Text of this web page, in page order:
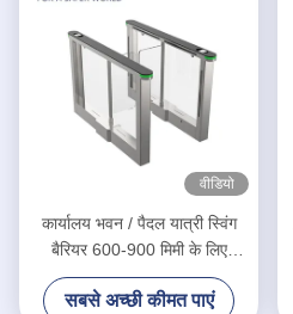
वीडियो
कार्यालय भवन / पैदल यात्री स्विंग
बैरियर 600-900 मिमी के लिए
ब्रशलेस मोटर स्विंग बैरियर गेट
सबसे अच्छी कीमत पाएं